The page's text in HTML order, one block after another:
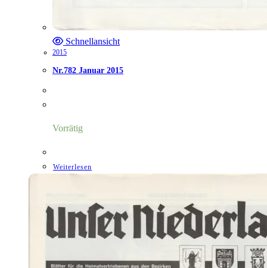
Schnellansicht
2015
Nr.782 Januar 2015
Vorrätig
Weiterlesen